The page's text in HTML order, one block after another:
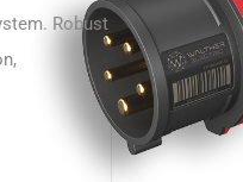
Robust
und